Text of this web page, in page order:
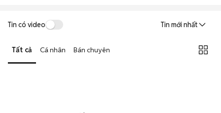
Tin có video Tin mới nhất
Tất cả Cá nhân Bán chuyên